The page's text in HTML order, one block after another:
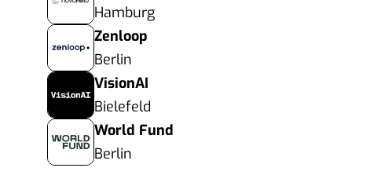
Hamburg
Zenloop
Berlin
VisionAI
Bielefeld
World Fund
Berlin